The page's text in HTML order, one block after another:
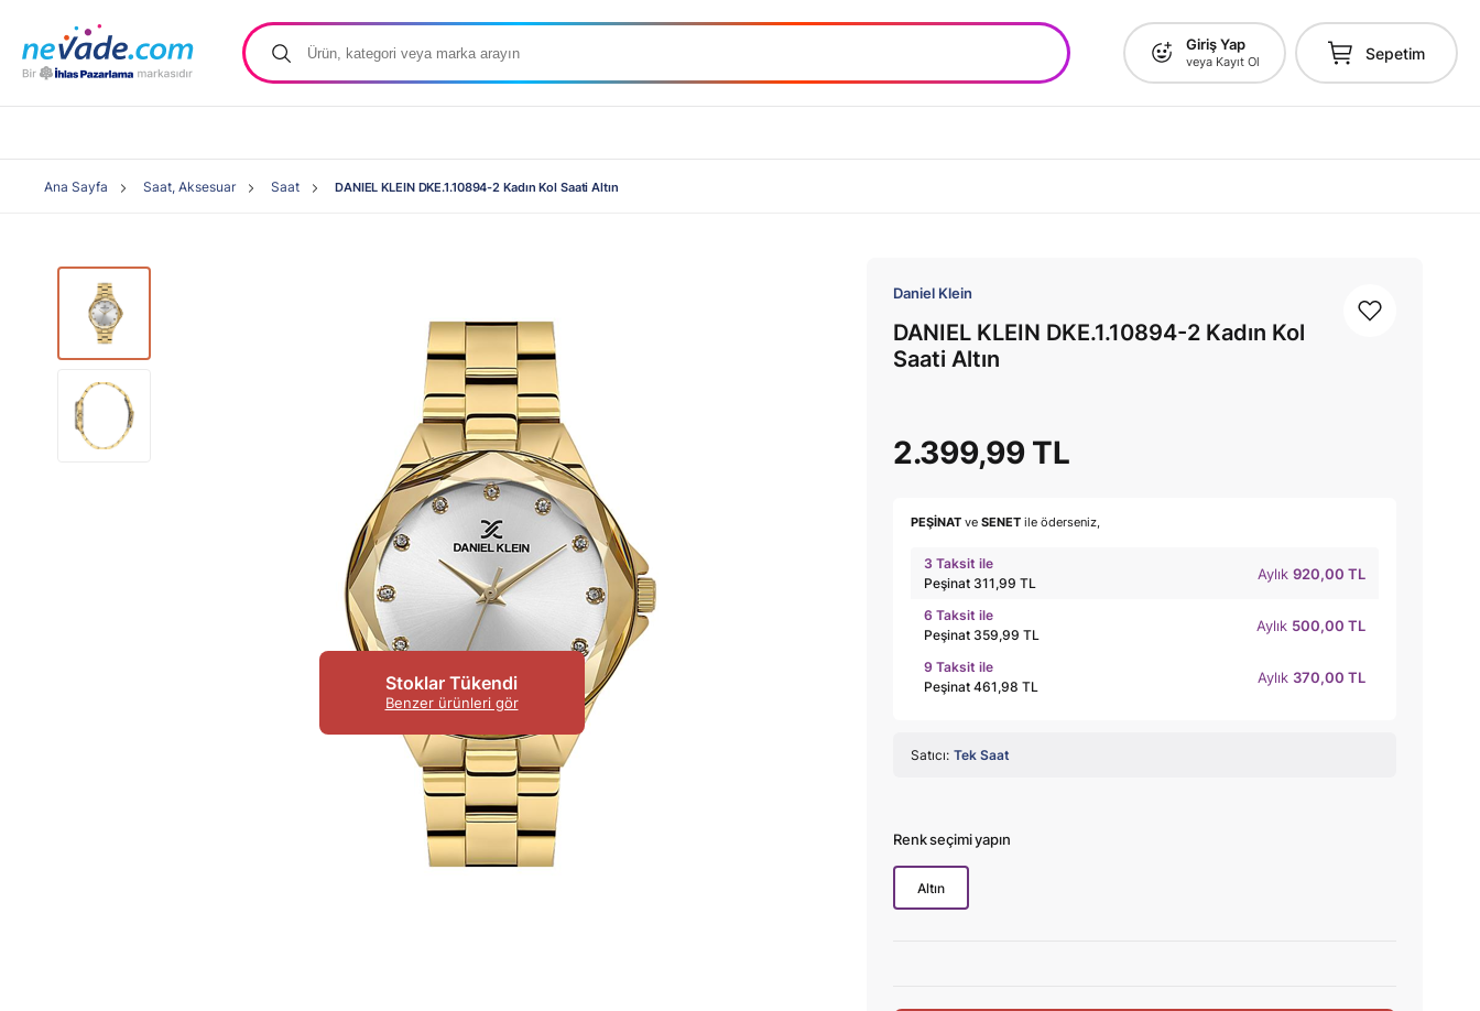
Giriş Yap
veya Kayıt Ol Sepetim
Ana Sayfa Saat, Aksesuar Saat DANIEL KLEIN DKE.1.10894-2 Kadın Kol Saati Altın
Stoklar Tükendi
Benzer ürünleri gör
Daniel Klein
DANIEL KLEIN DKE.1.10894-2 Kadın Kol
Saati Altın
2.399,99 TL
PEŞİNAT ve SENET ile öderseniz,
3 Taksit ile
Peşinat 311,99 TL
Aylık 920,00 TL
6 Taksit ile
Peşinat 359,99 TL
Aylık 500,00 TL
9 Taksit ile
Peşinat 461,98 TL
Aylık 370,00 TL
Satıcı: Tek Saat
Renk seçimi yapın
Altın